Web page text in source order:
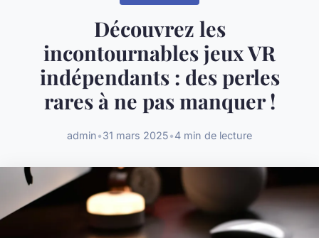
Découvrez les
incontournables jeux VR
indépendants : des perles
rares à ne pas manquer !
admin•31 mars 2025•4 min de lecture